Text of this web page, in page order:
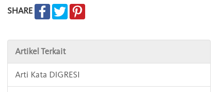
SHARE
Artikel Terkait
Arti Kata DIGRESI